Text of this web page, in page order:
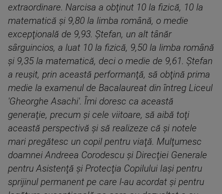
extraordinare. Narcisa a obţinut 10 la fizică, 10 la
matematică şi 9,80 la limba română, o medie
excepţională de 9,93. Ştefan, un alt tânăr
sârguincios, a luat 10 la fizică, 9,50 la limba română
şi 9,35 la matematică, deci o medie de 9,61. Ştefan
a reuşit, prin această performanţă, să obţină prima
medie la examenul de Bacalaureat din întreg Liceul
'Gheorghe Asachi'. Îmi doresc ca această
generaţie, precum şi cele viitoare, să aibă toţi
această perspectivă şi să realizeze că şi notele
mari pregătesc un copil pentru viaţă. Mulţumesc
doamnei Andreea Corodescu şi Direcţiei Generale
pentru Asistenţă şi Protecţia Copilului Iaşi pentru
sprijinul permanent pe care l-au acordat şi pentru